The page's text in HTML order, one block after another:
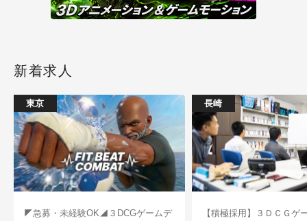
新着求人
東京
◤急募・未経験OK◢３DCGゲームデ
長崎
【積極採用】３ＤＣＧゲ